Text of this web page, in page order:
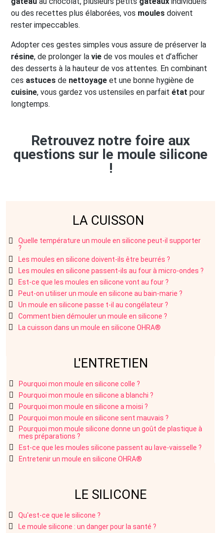
ou des recettes plus élaborées, vos moules doivent
rester impeccables.
Adopter ces gestes simples vous assure de préserver la
résine, de prolonger la vie de vos moules et d’afficher
des desserts à la hauteur de vos attentes. En combinant
ces astuces de nettoyage et une bonne hygiène de
cuisine, vous gardez vos ustensiles en parfait état pour
longtemps.
Retrouvez notre foire aux
questions sur le moule silicone
!
LA CUISSON
Quelle température un moule en silicone peut-il supporter
?
Les moules en silicone doivent-ils être beurrés ?
Les moules en silicone passent-ils au four à micro-ondes ?
Est-ce que les moules en silicone vont au four ?
Peut-on utiliser un moule en silicone au bain-marie ?
Un moule en silicone passe t-il au congélateur ?
Comment bien démouler un moule en silicone ?
La cuisson dans un moule en silicone OHRA®
L'ENTRETIEN
Pourquoi mon moule en silicone colle ?
Pourquoi mon moule en silicone a blanchi ?
Pourquoi mon moule en silicone a moisi ?
Pourquoi mon moule en silicone sent mauvais ?
Pourquoi mon moule silicone donne un goût de plastique à
mes préparations ?
Est-ce que les moules silicone passent au lave-vaisselle ?
Entretenir un moule en silicone OHRA®
LE SILICONE
Qu'est-ce que le silicone ?
Le moule silicone : un danger pour la santé ?